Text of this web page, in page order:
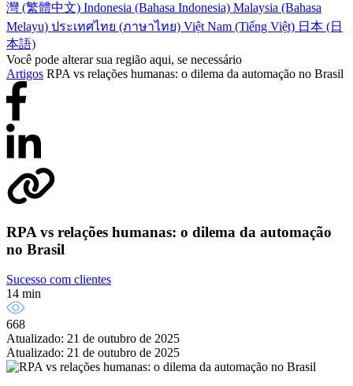
灣 (繁體中文) Indonesia (Bahasa Indonesia) Malaysia (Bahasa
Melayu) ประเทศไทย (ภาษาไทย) Việt Nam (Tiếng Việt) 日本 (日
本語)
Você pode alterar sua região aqui, se necessário
Artigos RPA vs relações humanas: o dilema da automação no Brasil
RPA vs relações humanas: o dilema da automação
no Brasil
Sucesso com clientes
14 min
668
Atualizado: 21 de outubro de 2025
Atualizado: 21 de outubro de 2025